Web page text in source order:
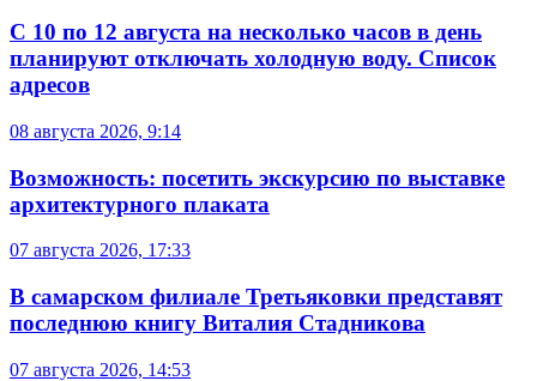
С 10 по 12 августа на несколько часов в день
планируют отключать холодную воду. Список
адресов
08 августа 2026, 9:14
Возможность: посетить экскурсию по выставке
архитектурного плаката
07 августа 2026, 17:33
В самарском филиале Третьяковки представят
последнюю книгу Виталия Стадникова
07 августа 2026, 14:53